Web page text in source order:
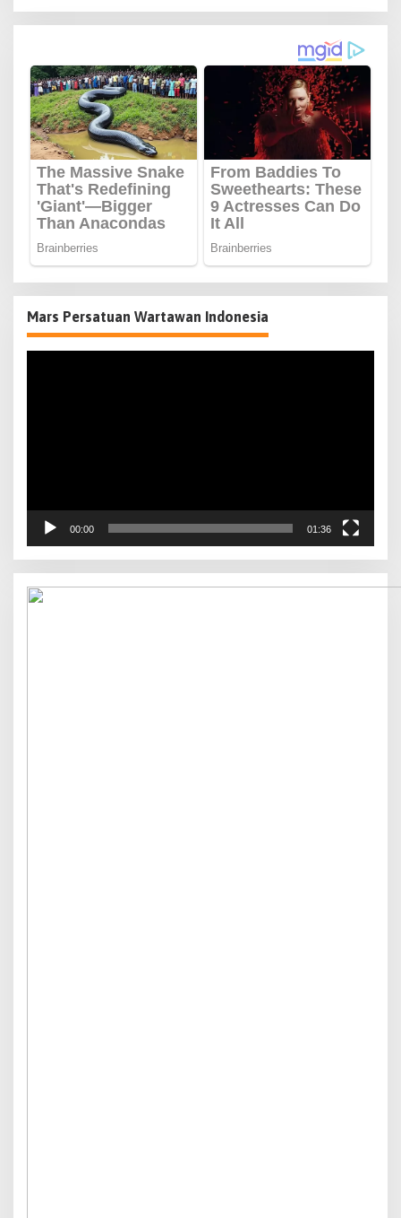
Mars Persatuan Wartawan Indonesia
00:00 01:36